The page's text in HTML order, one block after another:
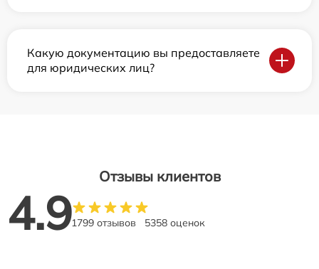
Какую документацию вы предоставляете
для юридических лиц?
Отзывы клиентов
4.91799 отзывов 5358 оценок